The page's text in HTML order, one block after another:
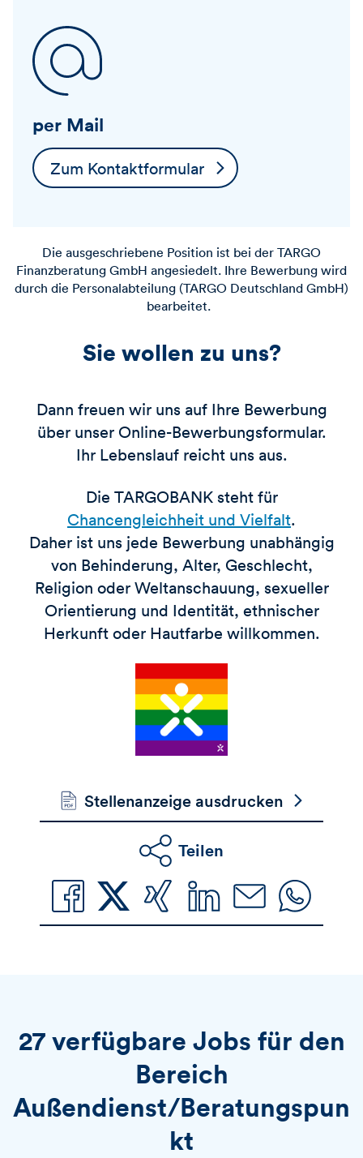
per Mail
Zum Kontaktformular
Die ausgeschriebene Position ist bei der TARGO
Finanzberatung GmbH angesiedelt. Ihre Bewerbung wird
durch die Personalabteilung (TARGO Deutschland GmbH)
bearbeitet.
Sie wollen zu uns?
Dann freuen wir uns auf Ihre Bewerbung
über unser Online-Bewerbungsformular.
Ihr Lebenslauf reicht uns aus.
Die TARGOBANK steht für
Chancengleichheit und Vielfalt.
Daher ist uns jede Bewerbung unabhängig
von Behinderung, Alter, Geschlecht,
Religion oder Weltanschauung, sexueller
Orientierung und Identität, ethnischer
Herkunft oder Hautfarbe willkommen.
Stellenanzeige ausdrucken
Teilen
27 verfügbare Jobs für den
Bereich
Außendienst/Beratungspun
kt